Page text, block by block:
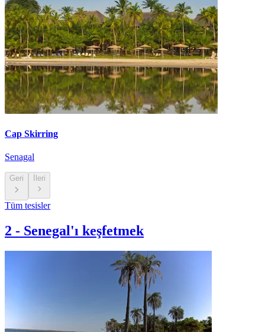
Cap Skirring
Senagal
Geri İleri
Tüm tesisler
2 - Senegal'ı keşfetmek